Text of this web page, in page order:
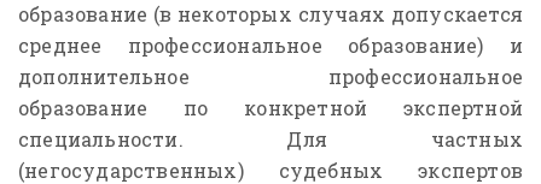
образование (в некоторых случаях допускается
среднее профессиональное образование) и
дополнительное профессиональное
образование по конкретной экспертной
специальности. Для частных
(негосударственных) судебных экспертов